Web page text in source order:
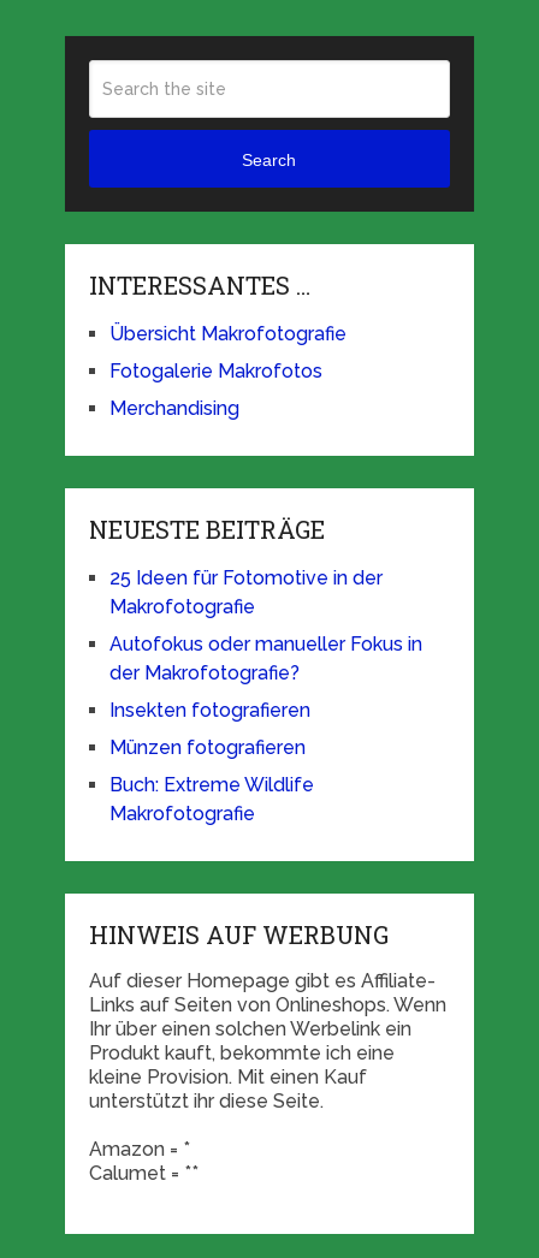
Search
INTERESSANTES …
Übersicht Makrofotografie
Fotogalerie Makrofotos
Merchandising
NEUESTE BEITRÄGE
25 Ideen für Fotomotive in der
Makrofotografie
Autofokus oder manueller Fokus in
der Makrofotografie?
Insekten fotografieren
Münzen fotografieren
Buch: Extreme Wildlife
Makrofotografie
HINWEIS AUF WERBUNG
Auf dieser Homepage gibt es Affiliate-
Links auf Seiten von Onlineshops. Wenn
Ihr über einen solchen Werbelink ein
Produkt kauft, bekommte ich eine
kleine Provision. Mit einen Kauf
unterstützt ihr diese Seite.
Amazon = *
Calumet = **